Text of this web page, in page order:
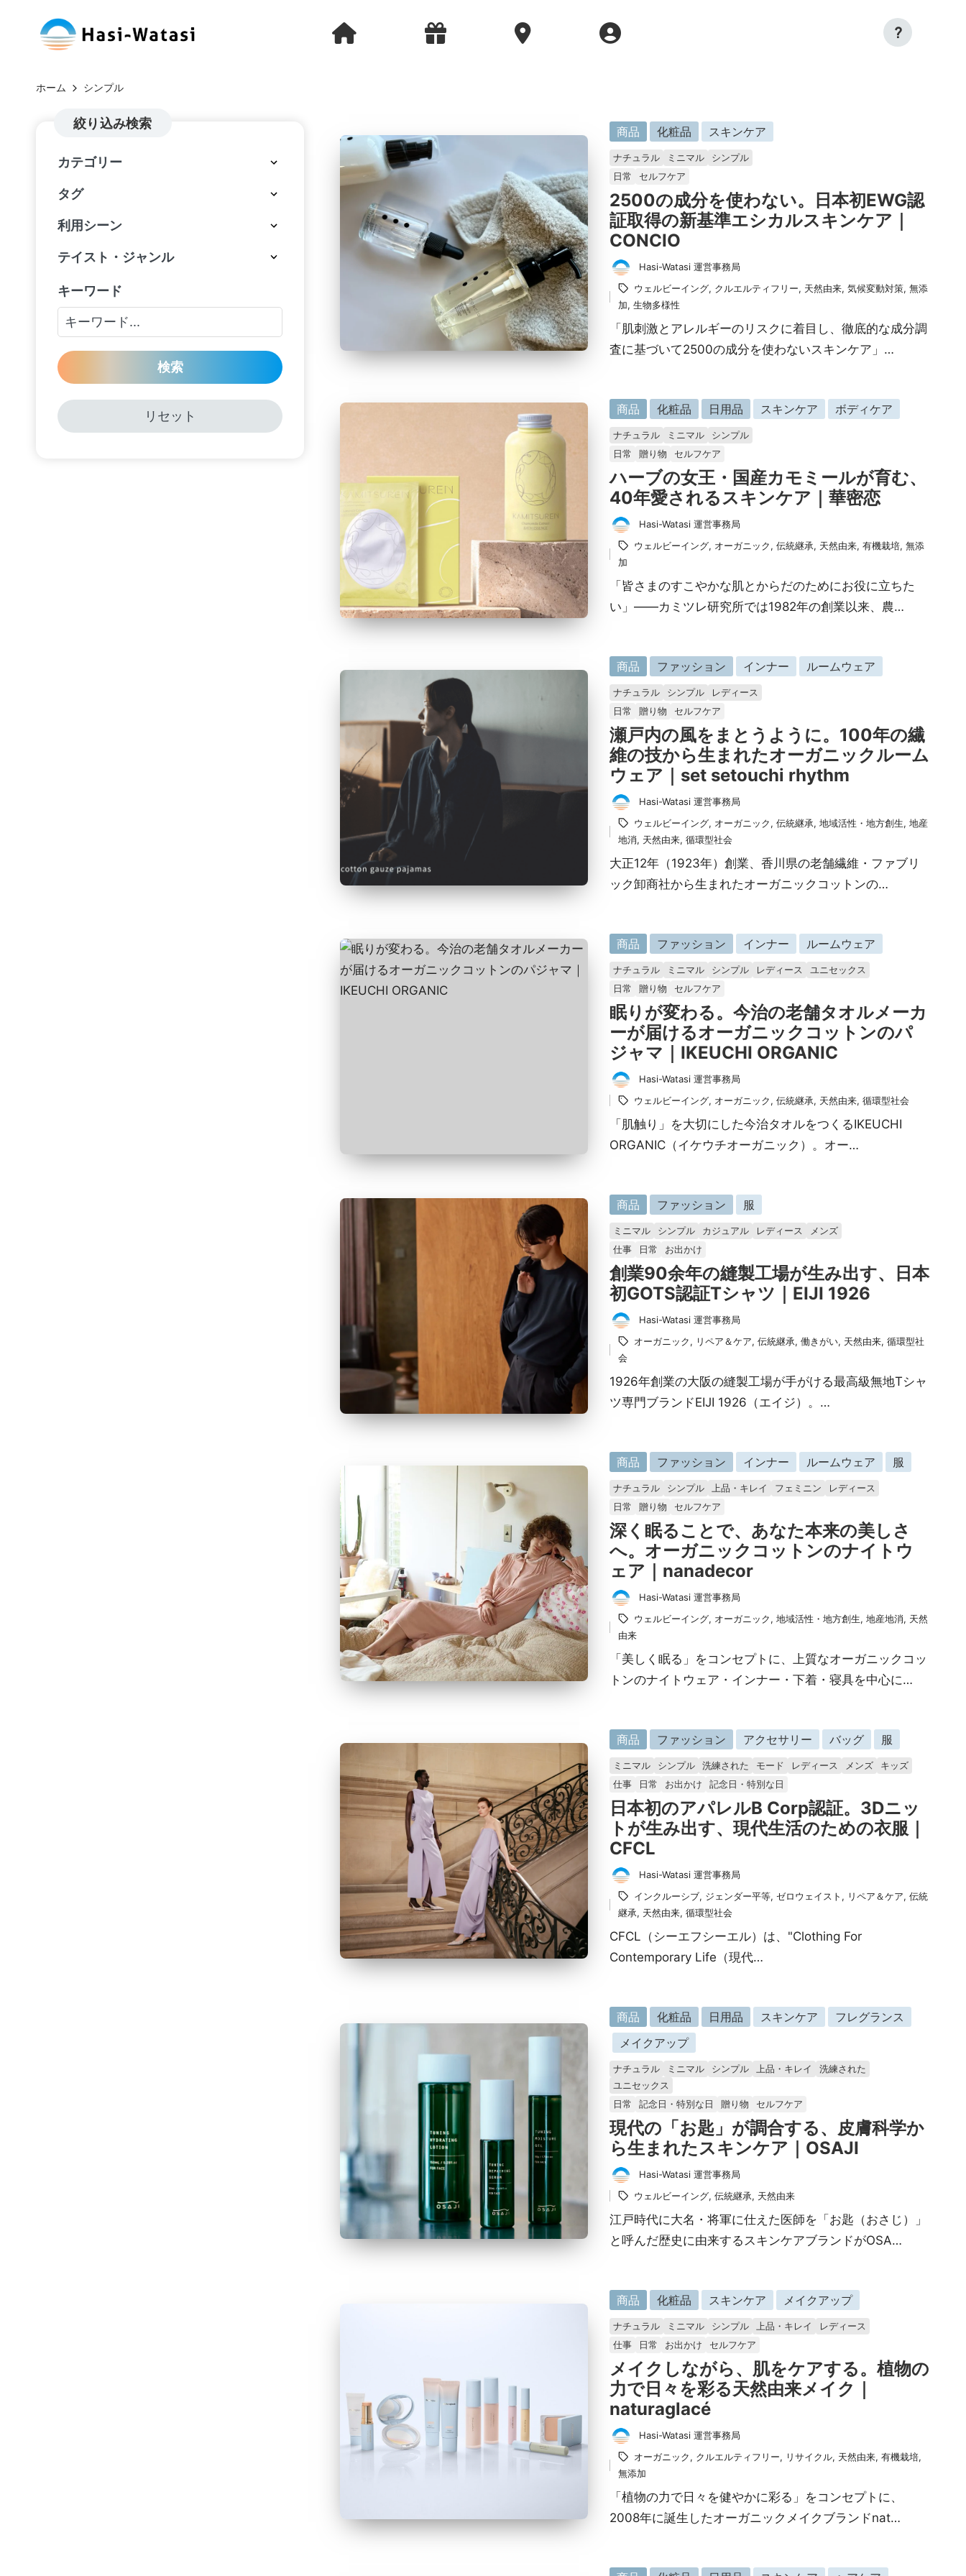
a
W
at
si
分
も、
?
ホーム シンプル
に
掲
載
済
み
商品 化粧品 スキンケア
ナチュラル ミニマル
シンプル
日常
セルフケア
2500の成分を使わない。日本初EWG認
証取得の新基準エシカルスキンケア｜
CONCIO
投
稿
Hasi-Watasi 運営事務局
タ
グ：ウェルビーイング, クルエルティフリー, 天然由来, 気候変動対策, 無添
加, 生物多様性
「肌刺激とアレルギーのリスクに着目し、徹底的な成分調
査に基づいて2500の成分を使わないスキンケア」…
に
掲
載
み
商品 化粧品 日用品 スキンケア ボディケア
ナチュラル ミニマル
シンプル
日常
贈り物 セルフケア
ハーブの女王・国産カモミールが育む、
40年愛されるスキンケア｜華密恋
投
稿
Hasi-Watasi 運営事務局
タ
グ：ウェルビーイング, オーガニック, 伝統継承, 天然由来, 有機栽培, 無添
加
「皆さまのすこやかな肌とからだのためにお役に立ちた
い」——カミツレ研究所では1982年の創業以来、農…
に
掲
載
済
み
商品 ファッション インナー ルームウェア
ナチュラル シンプル
レディース
日常
贈り物 セルフケア
瀬戸内の風をまとうように。100年の繊
維の技から生まれたオーガニックルーム
ウェア｜set setouchi rhythm
投
稿
Hasi-Watasi 運営事務局
タ
グ：ウェルビーイング, オーガニック, 伝統継承, 地域活性・地方創生, 地産
地消, 天然由来, 循環型社会
大正12年（1923年）創業、香川県の老舗繊維・ファブリ
ック卸商社から生まれたオーガニックコットンの…
に
掲
載
済
み
商品 ファッション インナー ルームウェア
ナチュラル ミニマル シンプル レディース
ユニセックス
日常
贈り物 セルフケア
眠りが変わる。今治の老舗タオルメーカ
ーが届けるオーガニックコットンのパ
ジャマ｜IKEUCHI ORGANIC
投
者
Hasi-Watasi 運営事務局
タ
グ：ウェルビーイング, オーガニック, 伝統継承, 天然由来, 循環型社会
「肌触り」を大切にした今治タオルをつくるIKEUCHI
ORGANIC（イケウチオーガニック）。オー…
に
載
済
み
商品 ファッション 服
ミニマル シンプル カジュアル レディース
メンズ
仕事
日常 お出かけ
創業90余年の縫製工場が生み出す、日本
初GOTS認証Tシャツ｜EIJI 1926
投
稿
Hasi-Watasi 運営事務局
タ
グ：オーガニック, リペア＆ケア, 伝統継承, 働きがい, 天然由来, 循環型社
会
1926年創業の大阪の縫製工場が手がける最高級無地Tシャ
ツ専門ブランドEIJI 1926（エイジ）。…
に
掲
載
済
み
商品 ファッション インナー ルームウェア 服
ナチュラル シンプル 上品・キレイ フェミニン
レディース
日常
贈り物 セルフケア
深く眠ることで、あなた本来の美しさ
へ。オーガニックコットンのナイトウ
ェア｜nanadecor
投
稿
Hasi-Watasi 運営事務局
タ
グ：ウェルビーイング, オーガニック, 地域活性・地方創生, 地産地消, 天然
由来
「美しく眠る」をコンセプトに、上質なオーガニックコッ
トンのナイトウェア・インナー・下着・寝具を中心に…
に
載
済
み
商品 ファッション アクセサリー バッグ 服
ミニマル シンプル 洗練された モード レディース メンズ
キッズ
仕事
日常 お出かけ 記念日・特別な日
日本初のアパレルB Corp認証。3Dニッ
トが生み出す、現代生活のための衣服｜
CFCL
投
稿
Hasi-Watasi 運営事務局
タ
グ：インクルーシブ, ジェンダー平等, ゼロウェイスト , リペア＆ケア, 伝統
継承, 天然由来, 循環型社会
CFCL（シーエフシーエル）は、"Clothing For
Contemporary Life（現代…
に
掲
載
済
商品 化粧品 日用品 スキンケア
フレグランス
メイクアップ
ナチュラル ミニマル シンプル 上品・キレイ
洗練された
ユニセックス
日常
記念日・特別な日 贈り物 セルフケア
現代の「お匙」が調合する、皮膚科学か
ら生まれたスキンケア｜OSAJI
投
者
Hasi-Watasi 運営事務局
タ
グ：ウェルビーイング, 伝統継承, 天然由来
江戸時代に大名・将軍に仕えた医師を「お匙（おさじ）」
と呼んだ歴史に由来するスキンケアブランドがOSA…
に
掲
載
み
商品 化粧品 スキンケア メイクアップ
ナチュラル ミニマル シンプル 上品・キレイ
レディース
仕事
日常 お出かけ セルフケア
メイクしながら、肌をケアする。植物の
力で日々を彩る天然由来メイク｜
naturaglacé
投
稿
Hasi-Watasi 運営事務局
タ
グ：オーガニック, クルエルティフリー, リサイクル, 天然由来, 有機栽培,
無添加
「植物の力で日々を健やかに彩る」をコンセプトに、
2008年に誕生したオーガニックメイクブランドnat…
絞り込み検索
カテゴリー
タグ
利用シーン
テイスト・ジャンル
キーワード
検索
リセット